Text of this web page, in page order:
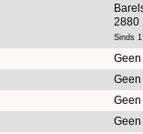
2880
Sinds